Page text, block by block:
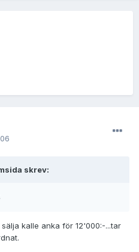
skrev:
kalle anka för 12'000:-...tar